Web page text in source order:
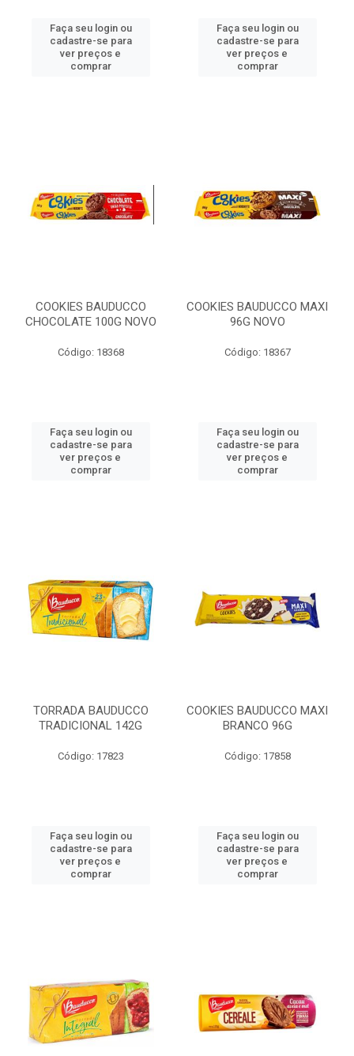
Faça seu login ou
cadastre-se para
ver preços e
comprar
Faça seu login ou
cadastre-se para
ver preços e
comprar
COOKIES BAUDUCCO
CHOCOLATE 100G NOVO
Código: 18368
Faça seu login ou
cadastre-se para
ver preços e
comprar
COOKIES BAUDUCCO MAXI
96G NOVO
Código: 18367
Faça seu login ou
cadastre-se para
ver preços e
comprar
TORRADA BAUDUCCO
TRADICIONAL 142G
Código: 17823
Faça seu login ou
cadastre-se para
ver preços e
comprar
COOKIES BAUDUCCO MAXI
BRANCO 96G
Código: 17858
Faça seu login ou
cadastre-se para
ver preços e
comprar